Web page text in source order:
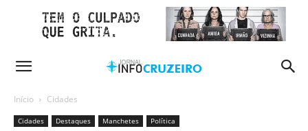
Início Cidades
Cidades Destaques Manchetes Política